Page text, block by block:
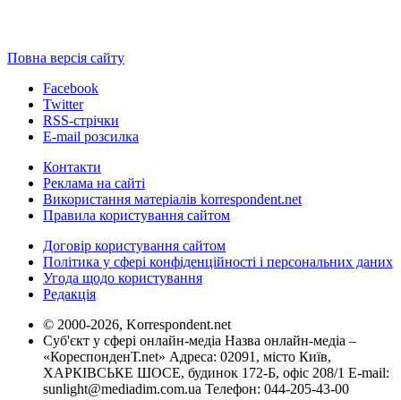
Повна версія сайту
Facebook
Twitter
RSS-стрічки
E-mail розсилка
Контакти
Реклама на сайті
Використання матеріалів korrespondent.net
Правила користування сайтом
Договір користування сайтом
Політика у сфері конфіденційності і персональних даних
Угода щодо користування
Редакція
© 2000-2026, Korrespondent.net
Суб'єкт у сфері онлайн-медіа Назва онлайн-медіа –
«КореспонденТ.net» Адреса: 02091, місто Київ,
ХАРКІВСЬКЕ ШОСЕ, будинок 172-Б, офіс 208/1 E-mail:
sunlight@mediadim.com.ua Телефон: 044-205-43-00